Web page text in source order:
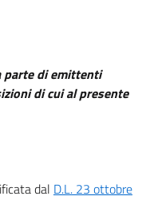
parte di emittenti
di cui al presente
dal D.L. 23 ottobre